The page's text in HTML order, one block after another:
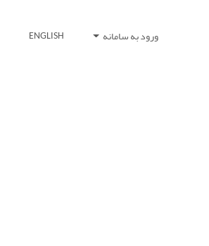
ورود به سامانه ENGLISH